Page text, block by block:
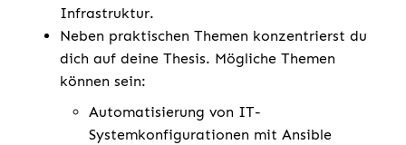
Infrastruktur.
Neben praktischen Themen konzentrierst du
dich auf deine Thesis. Mögliche Themen
können sein:
Automatisierung von IT-
Systemkonfigurationen mit Ansible